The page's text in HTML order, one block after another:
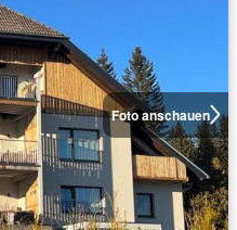
Foto anschauen